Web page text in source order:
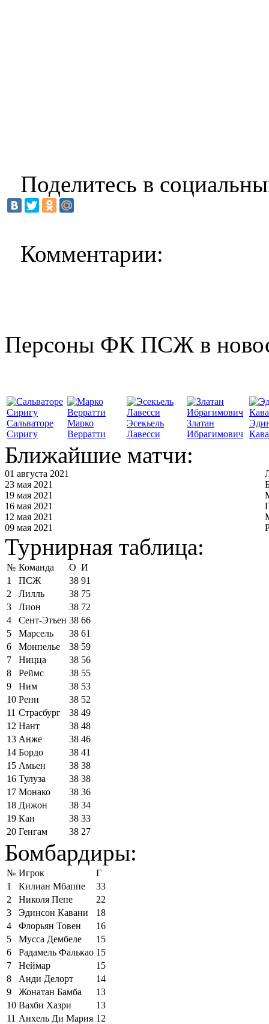
Поделитесь в
Комментарии:
Персоны ФК ПСЖ в
Сальваторе
Сиригу
Марко
Верратти
Эсекьель
Лавесси
Златан
Ибрагимович
Ближайшие матчи:
01 августа 2021
23 мая 2021
19 мая 2021
16 мая 2021
12 мая 2021
09 мая 2021
Турнирная таблица:
№ Команда О И
1
ПСЖ 38 91
2
Лилль 38 75
3
Лион 38 72
4
Сент-Этьен 38 66
5
Марсель 38 61
6
Монпелье 38 59
7
Ницца 38 56
8
Реймс 38 55
9
Ним 38 53
10 Ренн 38 52
11 Страсбург 38 49
12 Нант 38 48
13 Анже 38 46
14 Бордо 38 41
15 Амьен 38 38
16 Тулуза 38 38
17 Монако 38 36
18 Дижон 38 34
19 Кан 38 33
20 Генгам 38 27
Бомбардиры:
№ Игрок
Г
1
Килиан Мбаппе
33
2
Николя Пепе
22
3
Эдинсон Кавани
18
4
Флорьян Товен
16
5
Мусса Дембеле
15
6
Радамель Фалькао 15
7
Неймар
15
8
Анди Делорт
14
9
Жонатан Бамба
13
10 Вахби Хазри
13
11 Анхель Ди Мария 12